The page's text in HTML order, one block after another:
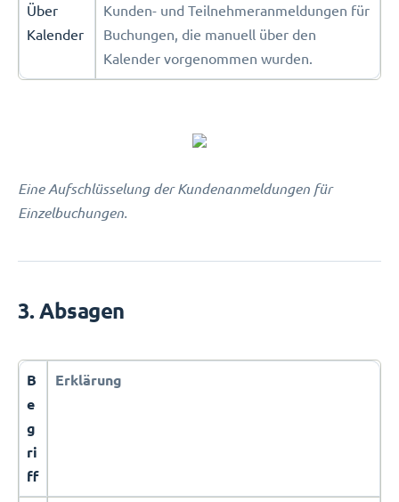
Über
Kalender
Kunden- und Teilnehmeranmeldungen für
Buchungen, die manuell über den
Kalender vorgenommen wurden.
Eine Aufschlüsselung der Kundenanmeldungen für
Einzelbuchungen.
3. Absagen
B
e
g
ri
ff
Erklärung